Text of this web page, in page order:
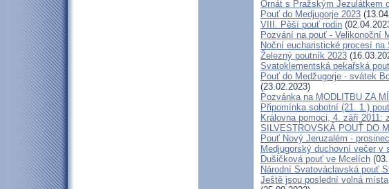
Ornát s Pražským Jezulátkem
Pouť do Medjugorje 2023
VIII. Pěší pouť rodin
Pozvání na pouť - Velikonoční
Noční eucharistické procesí
Železný poutník 2023
Svatoklementská pekařská
Pouť do Medžugorje - svátek
(23.02.2023)
Pozvánka na MODLITBU ZA
Připomínka sobotní (21. 1.)
Královna pomoci, 4. září
SILVESTROVSKÁ POUŤ DO
Pouť Nový Jeruzalém -
Medjugorský duchovní večer v
Dušičková pouť ve Mcelích
Národní Svatováclavská pouť
Ještě jsou poslední volná